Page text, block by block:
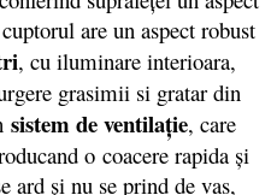
are un aspect robust
, cu iluminare interioara,
grasimii si gratar din
sistem de ventilaţie, care
o coacere rapida şi
ard şi nu se prind de vas,